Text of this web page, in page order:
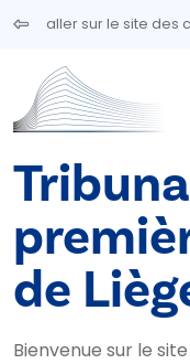
Aller au contenu
aller sur le site des
de
Bienvenue sur le